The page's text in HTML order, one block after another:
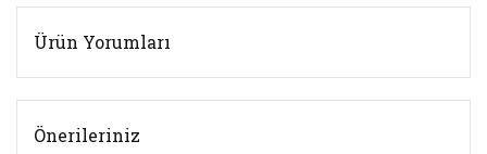
Ürün Yorumları
Önerileriniz